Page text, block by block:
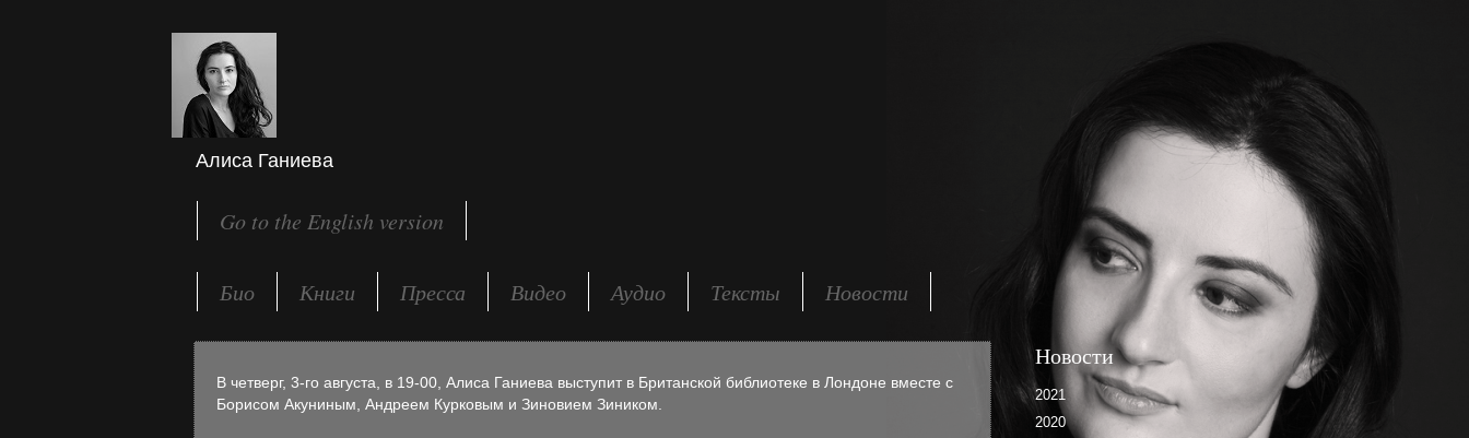
Алиса Ганиева
Go to the English version
Био Книги Пресса Видео Аудио Тексты Новости
В четверг, 3-го августа, в 19-00, Алиса Ганиева выступит в Британской библиотеке в Лондоне вместе с
Борисом Акуниным, Андреем Курковым и Зиновием Зиником.
Новости
2021
2020